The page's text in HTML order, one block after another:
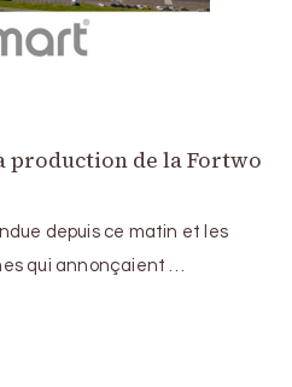
production de la Fortwo
depuis ce matin et les
qui annonçaient …